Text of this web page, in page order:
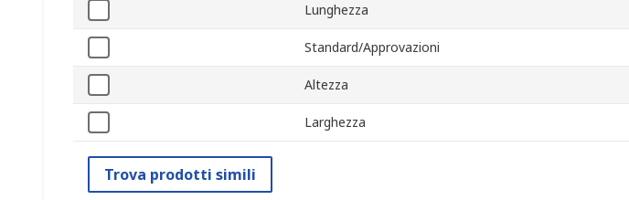
Lunghezza
Standard/Approvazioni
Altezza
Larghezza
Trova prodotti simili